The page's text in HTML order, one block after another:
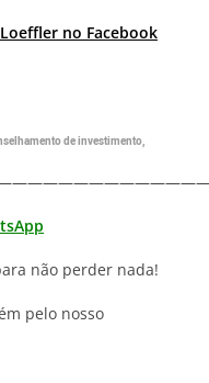
no Facebook
de investimento,
não perder nada!
pelo nosso